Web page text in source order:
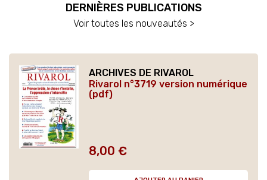
DERNIÈRES PUBLICATIONS
Voir toutes les nouveautés >
ARCHIVES DE RIVAROL
Rivarol n°3719 version numérique
(pdf)
Prix
8,00 €